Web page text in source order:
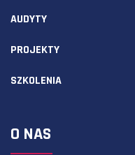
AUDYTY
PROJEKTY
SZKOLENIA
O NAS